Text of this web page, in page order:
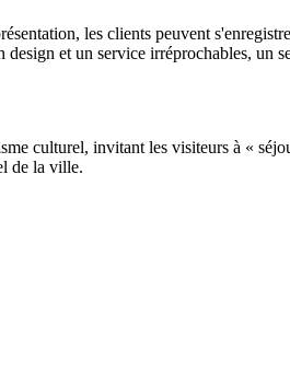
les clients peuvent
et un service irréprochables, un
culturel, invitant les visiteurs à «
de la ville.